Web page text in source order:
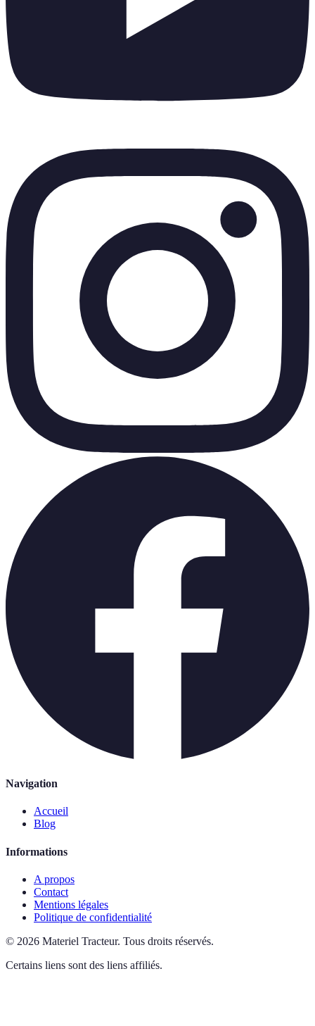
Navigation
Accueil
Blog
Informations
A propos
Contact
Mentions légales
Politique de confidentialité
© 2026 Materiel Tracteur. Tous droits réservés.
Certains liens sont des liens affiliés.